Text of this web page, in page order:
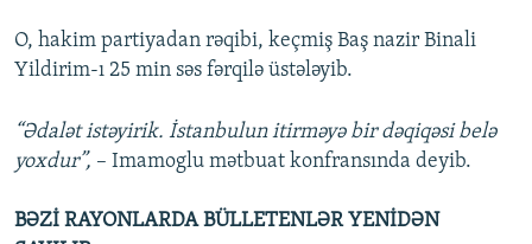
O, hakim partiyadan rəqibi, keçmiş Baş nazir Binali
Yildirim-ı 25 min səs fərqilə üstələyib.
“Ədalət istəyirik. İstanbulun itirməyə bir dəqiqəsi belə
yoxdur”, – Imamoglu mətbuat konfransında deyib.
BƏZİ RAYONLARDA BÜLLETENLƏR YENİDƏN